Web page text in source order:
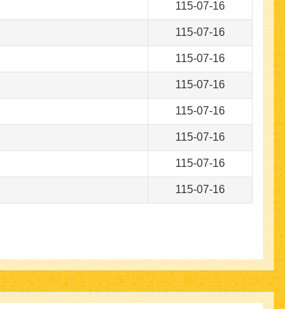
115-07-16
115-07-16
115-07-16
115-07-16
115-07-16
115-07-16
115-07-16
115-07-16